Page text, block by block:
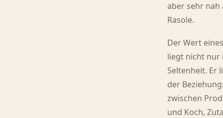
aber sehr nah
Rasole.
Der Wert
liegt nicht nur
Seltenheit. Er
der
zwischen
und Koch,